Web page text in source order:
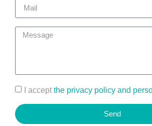
I accept the privacy policy and
Send